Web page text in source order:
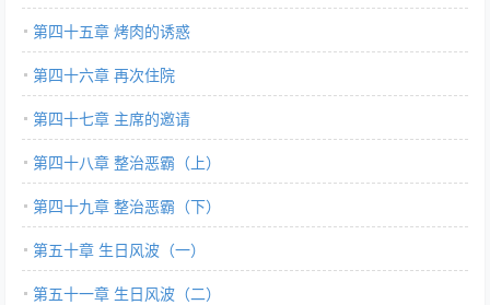
第四十五章 烤肉的诱惑
第四十六章 再次住院
第四十七章 主席的邀请
第四十八章 整治恶霸（上）
第四十九章 整治恶霸（下）
第五十章 生日风波（一）
第五十一章 生日风波（二）